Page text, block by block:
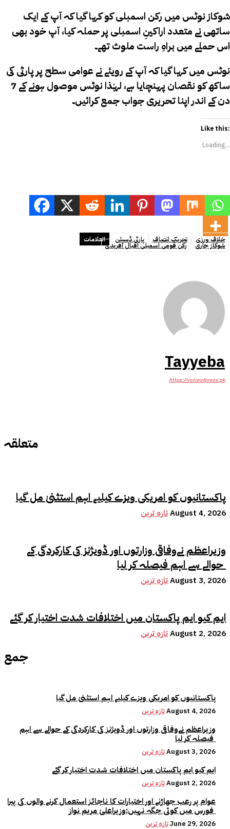
متعلقہ
پاکستانیوں کو امریکی ویزے کیلیے اہم استثنیٰ مل گیا
تازہ ترینAugust 4, 2026
وزیراعظم نےوفاقی وزارتوں اور ڈویژنز کی کارکردگی کے
تازہ ترینAugust 3, 2026
ایم کیو ایم پاکستان میں اختلافات شدت اختیار کر گئے
تازہ ترینAugust 2, 2026
جمع
پاکستانیوں کو امریکی ویزے کیلیے اہم استثنیٰ مل گیا
تازہ ترینAugust 4, 2026
وزیراعظم نےوفاقی وزارتوں اور ڈویژنز کی کارکردگی کے حوالے سے اہم
تازہ ترینAugust 3, 2026
ایم کیو ایم پاکستان میں اختلافات شدت اختیار کر گئے
تازہ ترینAugust 2, 2026
عوام پر رعب جھاڑنے اور اختیارات کا ناجائز استعمال کرنے والوں کی پیرا
تازہ ترینJune 29, 2026
شوکاز نوٹس میں رکن اسمبلی کو کہا گیا کہ آپ کے ایک
ساتھی نے متعدد اراکینِ اسمبلی پر حملہ کیا، آپ خود بھی
اس حملے میں براہِ راست ملوث تھے۔
نوٹس میں کہا گیا کہ آپ کے رویئے نے عوامی سطح پر پارٹی کی
ساکھ کو نقصان پہنچایا ہے، لہٰذا نوٹس موصول ہونے کے 7
دن کے اندر اپنا تحریری جواب جمع کرائیں۔
Like this:
Loading...
العلامات پارٹی ڈسپلن تحریک انصاف خلاف ورزی
رکن قومی اسمبلی اقبال آفریدی شوکاز جاری
Tayyeba
https://voiceofpress.pk